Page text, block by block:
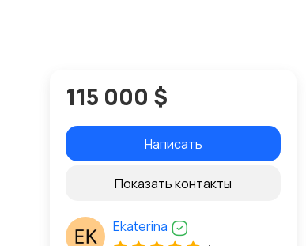
115 000 $
Написать
Показать контакты
Ekaterina